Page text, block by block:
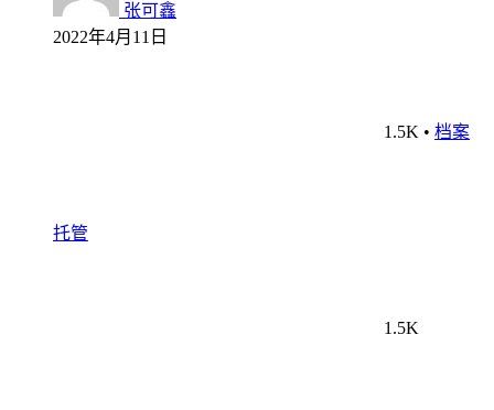
张可鑫
2022年4月11日
1.5K • 档案
托管
1.5K